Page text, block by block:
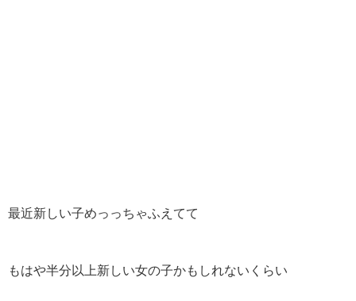
最近新しい子めっっちゃふえてて
もはや半分以上新しい女の子かもしれないくらい